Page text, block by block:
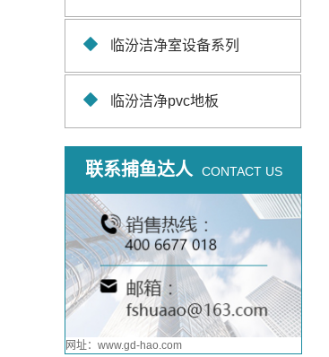
临汾洁净室设备系列
临汾洁净pvc地板
联系捕鱼达人 CONTACT US
网址：www.gd-hao.com